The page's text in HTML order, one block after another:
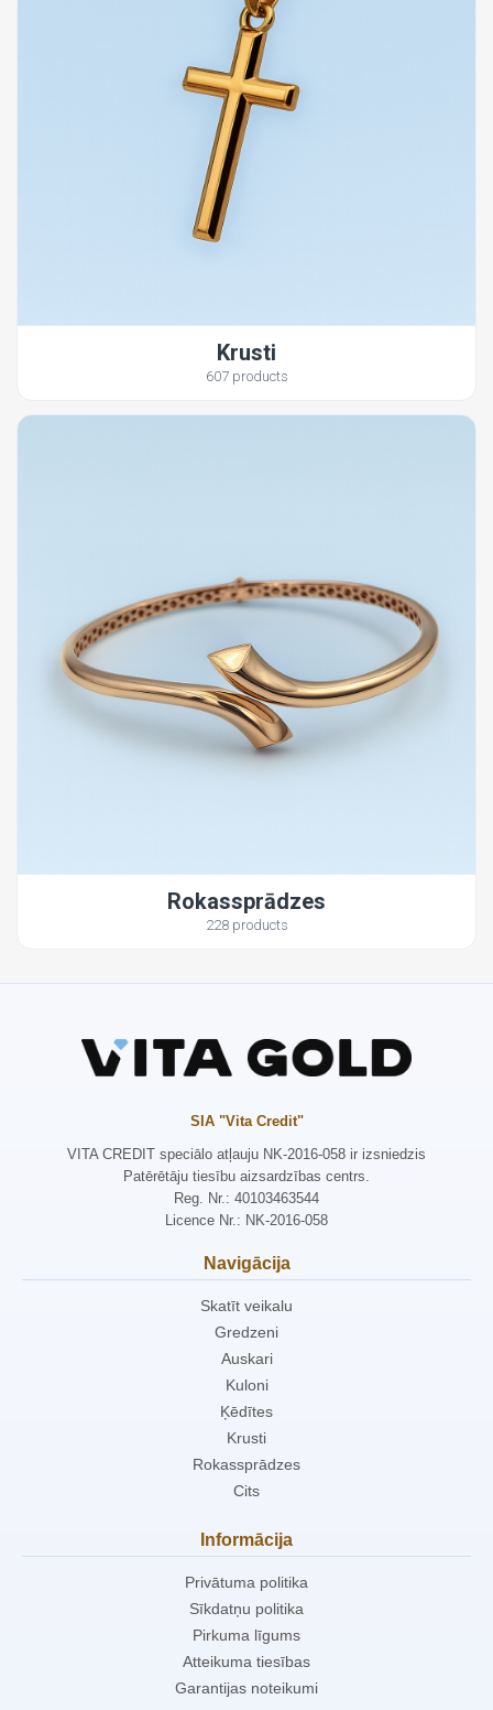
Krusti
607 products
Rokassprādzes
228 products
SIA "Vita Credit"
VITA CREDIT speciālo atļauju NK-2016-058 ir izsniedzis
Patērētāju tiesību aizsardzības centrs.
Reg. Nr.: 40103463544
Licence Nr.: NK-2016-058
Navigācija
Skatīt veikalu
Gredzeni
Auskari
Kuloni
Ķēdītes
Krusti
Rokassprādzes
Cits
Informācija
Privātuma politika
Sīkdatņu politika
Pirkuma līgums
Atteikuma tiesības
Garantijas noteikumi